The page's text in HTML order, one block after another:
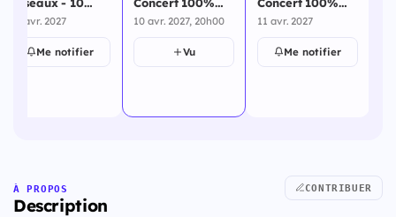
avril 2027
10 avr. 2027
Me notifier
Goldman - St
Dizier - 10 avril
2027
10 avr. 2027, 20h00
Vu
Goldman -
avril 2027
11 avr. 2027
Me notifier
À PROPOS
Description
CONTRIBUER